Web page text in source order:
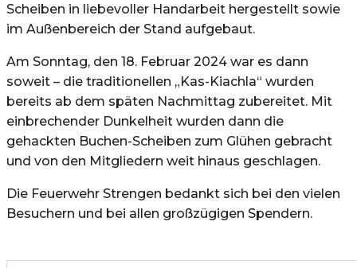
Scheiben in liebevoller Handarbeit hergestellt sowie
im Außenbereich der Stand aufgebaut.
Am Sonntag, den 18. Februar 2024 war es dann
soweit – die traditionellen „Kas-Kiachla“ wurden
bereits ab dem späten Nachmittag zubereitet. Mit
einbrechender Dunkelheit wurden dann die
gehackten Buchen-Scheiben zum Glühen gebracht
und von den Mitgliedern weit hinaus geschlagen.
Die Feuerwehr Strengen bedankt sich bei den vielen
Besuchern und bei allen großzügigen Spendern.